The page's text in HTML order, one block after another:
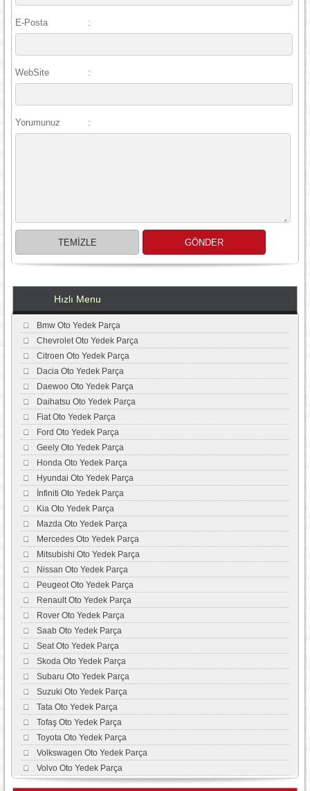
E-Posta :
WebSite :
Yorumunuz :
Hızlı Menu
Bmw Oto Yedek Parça
Chevrolet Oto Yedek Parça
Citroen Oto Yedek Parça
Dacia Oto Yedek Parça
Daewoo Oto Yedek Parça
Daihatsu Oto Yedek Parça
Fiat Oto Yedek Parça
Ford Oto Yedek Parça
Geely Oto Yedek Parça
Honda Oto Yedek Parça
Hyundai Oto Yedek Parça
İnfiniti Oto Yedek Parça
Kia Oto Yedek Parça
Mazda Oto Yedek Parça
Mercedes Oto Yedek Parça
Mitsubishi Oto Yedek Parça
Nissan Oto Yedek Parça
Peugeot Oto Yedek Parça
Renault Oto Yedek Parça
Rover Oto Yedek Parça
Saab Oto Yedek Parça
Seat Oto Yedek Parça
Skoda Oto Yedek Parça
Subaru Oto Yedek Parça
Suzuki Oto Yedek Parça
Tata Oto Yedek Parça
Tofaş Oto Yedek Parça
Toyota Oto Yedek Parça
Volkswagen Oto Yedek Parça
Volvo Oto Yedek Parça